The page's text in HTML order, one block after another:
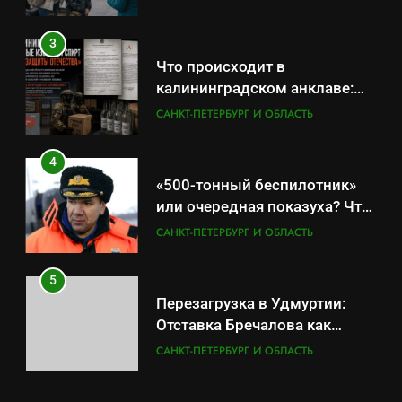
4
или очередная показуха? Что
скрывает российский ВМФ
5
Отставка Бречалова как
результат управленческих
провалов и уязвимости
6
передел авиаотрасли
3
Что происходит в
калининградском анклаве:
военные изымают спирт «для
САНКТ-ПЕТЕРБУРГ И ОБЛАСТЬ
4
«500-тонный беспилотник»
или очередная показуха? Что
скрывает российский ВМФ
САНКТ-ПЕТЕРБУРГ И ОБЛАСТЬ
5
Перезагрузка в Удмуртии:
Отставка Бречалова как
результат управленческих
САНКТ-ПЕТЕРБУРГ И ОБЛАСТЬ